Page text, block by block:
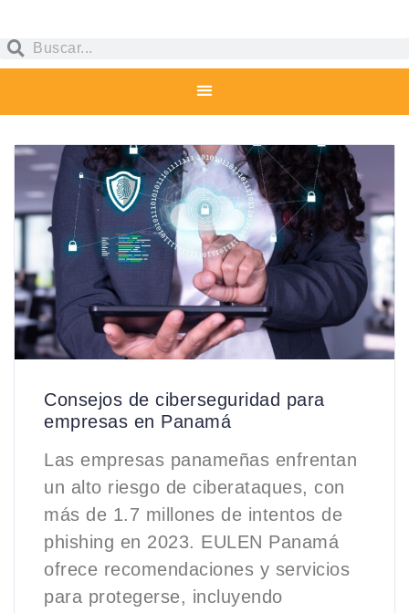
Consejos de ciberseguridad para
empresas en Panamá
Las empresas panameñas enfrentan
un alto riesgo de ciberataques, con
más de 1.7 millones de intentos de
phishing en 2023. EULEN Panamá
ofrece recomendaciones y servicios
para protegerse, incluyendo